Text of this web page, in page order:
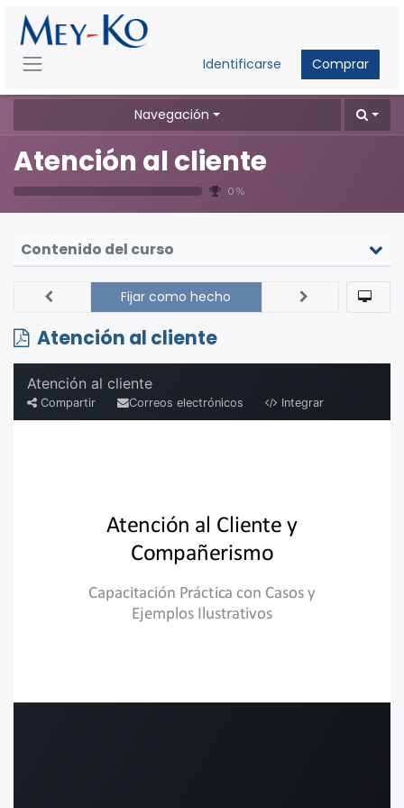
Identificarse Comprar
Navegación
Atención al cliente
0 %
Contenido del curso
Atención al cliente
Fijar como hecho